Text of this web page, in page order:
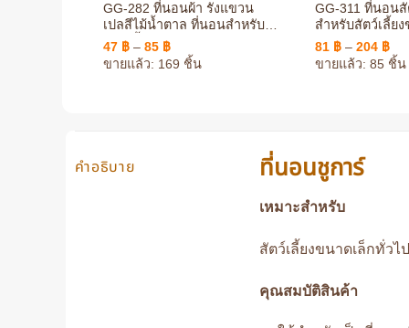
GG-282 ที่นอนผ้า รังแขวน
เปลสีไม้น้ำตาล ที่นอนสำหรับ
สัตว์เลี้ยง หรือปีนป่าย
47 ฿ – 85 ฿Price
range:
47 ฿
ขายแล้ว: 169 ชิ้น
GG-311 ที่นอนสั
สำหรับสัตว์เลี้ย
แขวนติดกรง ตก
สวยงาม
81 ฿ – 204 ฿
81
ขายแล้ว: 85 ชิ้น
คำอธิบาย ที่นอนชูการ์
เหมาะสำหรับ
สัตว์เลี้ยงขนาดเล็กทั่วไ
คุณสมบัติสินค้า